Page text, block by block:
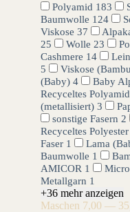
Polyamid 183
Baumwolle 124
Viskose 37
25
Wolle 23
Cashmere 14
5
Viskose
(Baby) 4 Baby
Recyceltes Polyamid
(metallisiert) 3
sonstige Fasern 2
Recyceltes Polyester
Faser 1 Lama
Baumwolle 1
AMICOR 1
Metallgarn 1
+36 mehr anzeigen
Maschen 7,00 —